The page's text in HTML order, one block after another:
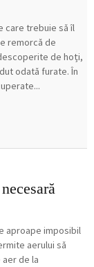
care trebuie să îl
remorcă de
de hoți,
odată furate. În
aproape imposibil
aerului să
de la